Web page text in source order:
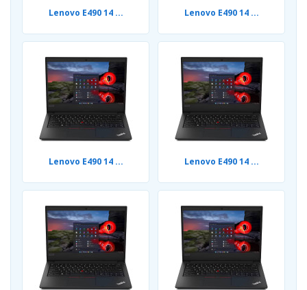
Lenovo E490 14 ... Lenovo E490 14 ...
Lenovo E490 14 ... Lenovo E490 14 ...